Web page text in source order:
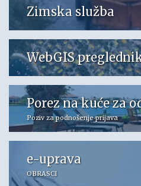
Zimska služba
WebGIS
Porez na kuće za
Poziv za podnošenje prijava
e-uprava
OBRASCI